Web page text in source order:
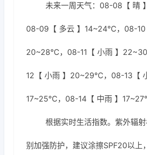
未来一周天气：08-08【 晴
08-09【 多云 】14~24℃，08-10
20~28℃，08-11【 小雨 】
12【 小雨 】20~29℃，08-13【
17~25℃，08-14【 中雨 】
根据实时生活指数。紫外辐
别加强防护，建议涂擦SPF20以上